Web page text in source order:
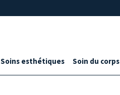
Soins esthétiques Soin du corps